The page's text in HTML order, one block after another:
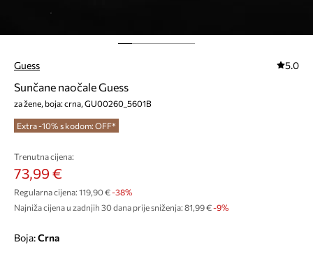
Guess 5.0
Sunčane naočale Guess
za žene, boja: crna, GU00260_5601B
Extra -10% s kodom: OFF*
Trenutna cijena:
73,99 €
Regularna cijena: 119,90 €-38%
Najniža cijena u zadnjih 30 dana prije sniženja: 81,99 € -9%
Boja: crna